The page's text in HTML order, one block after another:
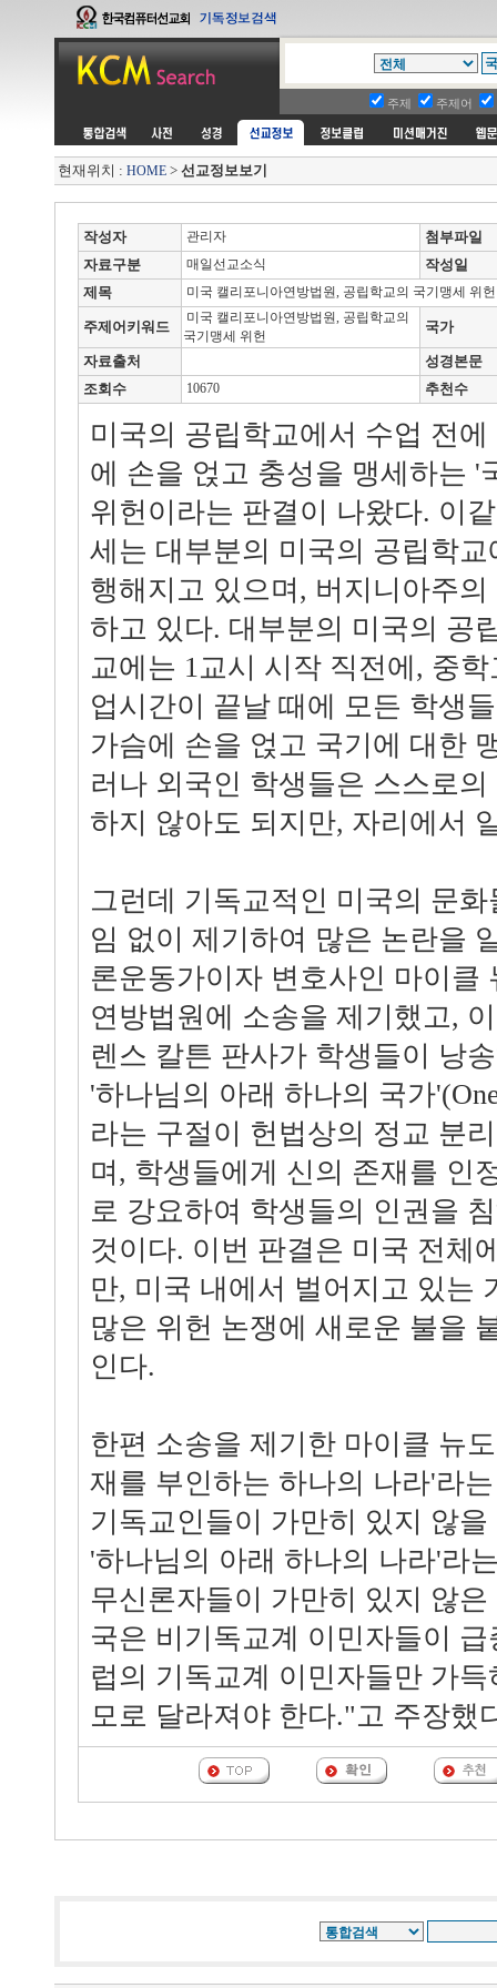
주제 주제어
현재위치 : HOME > 선교정보보기
작성자 관리자
첨부파일
자료구분
매일선교소식
작성일
제목
미국 캘리포니아연방법원, 공립학교의 국기맹세 위헌
주제어키워드
미국 캘리포니아연방법원, 공립학교의
국기맹세 위헌
국가
자료출처
성경본문
조회수
10670 추천수
미국의 공립학교에서 수업 전
에 손을 얹고 충성을 맹세하는 '
위헌이라는 판결이 나왔다. 이
세는 대부분의 미국의 공립학
행해지고 있으며, 버지니아주
하고 있다. 대부분의 미국의 공
교에는 1교시 시작 직전에, 중
업시간이 끝날 때에 모든 학생
가슴에 손을 얹고 국기에 대한
러나 외국인 학생들은 스스로
하지 않아도 되지만, 자리에서
그런데 기독교적인 미국의 문
임 없이 제기하여 많은 논란을
론운동가이자 변호사인 마이클
연방법원에 소송을 제기했고,
렌스 칼튼 판사가 학생들이 낭
'하나님의 아래 하나의 국가
라는 구절이 헌법상의 정교 분
며, 학생들에게 신의 존재를 인
로 강요하여 학생들의 인권을
것이다. 이번 판결은 미국 전체
만, 미국 내에서 벌어지고 있는
많은 위헌 논쟁에 새로운 불을
인다.
한편 소송을 제기한 마이클 뉴
재를 부인하는 하나의 나라'라
기독교인들이 가만히 있지 않
'하나님의 아래 하나의 나라'라
무신론자들이 가만히 있지 않
국은 비기독교계 이민자들이
럽의 기독교계 이민자들만 가
모로 달라져야 한다."고 주장했